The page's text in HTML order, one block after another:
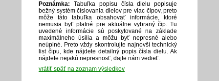
Poznámka: Tabuľka popisu čísla dielu popisuje
bežný systém číslovania dielov pre viac čipov, preto
môže táto tabuľka obsahovať informácie, ktoré
nemusia byť platné pre aktuálne vybraný čip. Tu
uvedené informácie sú poskytované na základe
maximálneho úsilia a môžu byť nepresné alebo
neúplné. Preto vždy skontrolujte najnovší technický
list čipu, kde nájdete detailný popis čísla dielu. Ak
nájdete nejakú nepresnosť, dajte nám vedieť.
vrátiť späť na zoznam výsledkov